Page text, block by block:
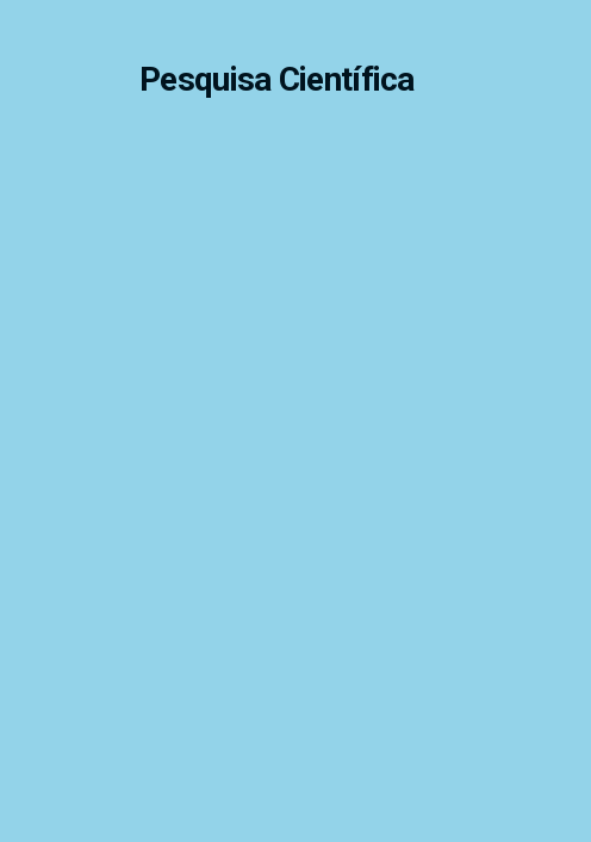
Pesquisa Científica